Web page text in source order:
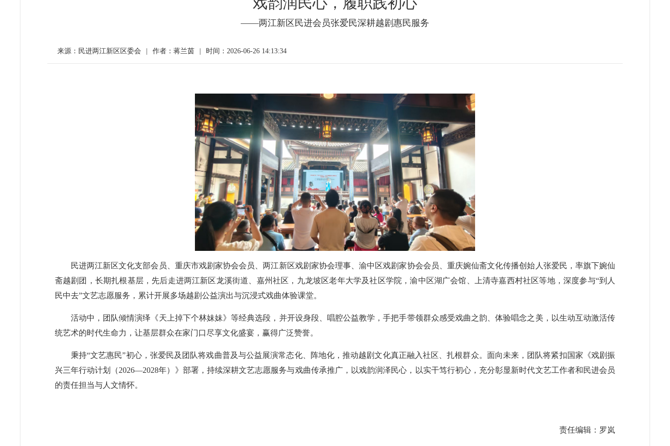
——两江新区民进会员张爱民深耕越剧惠民服务
来源：民进两江新区区委会 作者：蒋兰茵 时间：2026-06-26 14:13:34
民进两江新区文化支部会员、重庆市戏剧家协会会员、两江新区戏剧家协会理事、渝中区戏剧家协会会员、重庆婉仙斋文化传播创始人张爱民，率旗下婉仙
斋越剧团，长期扎根基层，先后走进两江新区龙溪街道、嘉州社区，九龙坡区老年大学及社区学院，渝中区湖广会馆、上清寺嘉西村社区等地，深度参与“到人
民中去”文艺志愿服务，累计开展多场越剧公益演出与沉浸式戏曲体验课堂。
活动中，团队倾情演绎《天上掉下个林妹妹》等经典选段，并开设身段、唱腔公益教学，手把手带领群众感受戏曲之韵、体验唱念之美，以生动互动激活传
统艺术的时代生命力，让基层群众在家门口尽享文化盛宴，赢得广泛赞誉。
秉持“文艺惠民”初心，张爱民及团队将戏曲普及与公益展演常态化、阵地化，推动越剧文化真正融入社区、扎根群众。面向未来，团队将紧扣国家《戏剧振
兴三年行动计划（2026—2028年）》部署，持续深耕文艺志愿服务与戏曲传承推广，以戏韵润泽民心，以实干笃行初心，充分彰显新时代文艺工作者和民进会员
的责任担当与人文情怀。
责任编辑：罗岚